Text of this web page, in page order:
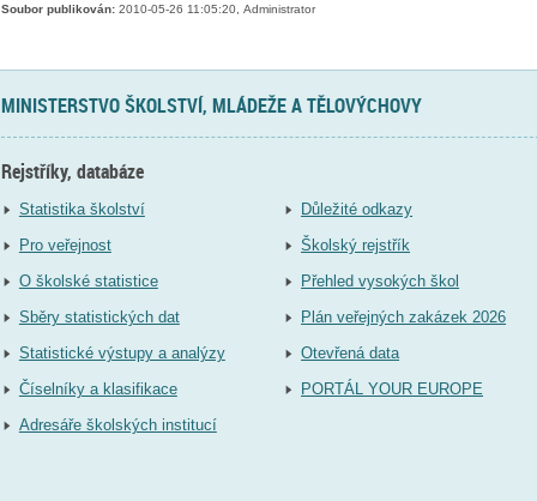
Soubor publikován:2010-05-26 11:05:20, Administrator
MINISTERSTVO ŠKOLSTVÍ, MLÁDEŽE A TĚLOVÝCHOVY
Rejstříky, databáze
Statistika školství
Pro veřejnost
O školské statistice
Sběry statistických dat
Statistické výstupy a analýzy
Číselníky a klasifikace
Adresáře školských institucí
Důležité odkazy
Školský rejstřík
Přehled vysokých škol
Plán veřejných zakázek 2026
Otevřená data
PORTÁL YOUR EUROPE